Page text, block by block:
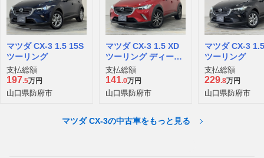
マツダ CX-3 1.5 15S
ツーリング
支払総額
197.5万円
山口県防府市
マツダ CX-3 1.5 XD
ツーリング ディーゼ
ルターボ
支払総額
141.0万円
山口県防府市
マツダ CX-3
ツーリング
支払総額
229.8万円
山口県防府市
マツダ CX-3の中古車をもっと見る